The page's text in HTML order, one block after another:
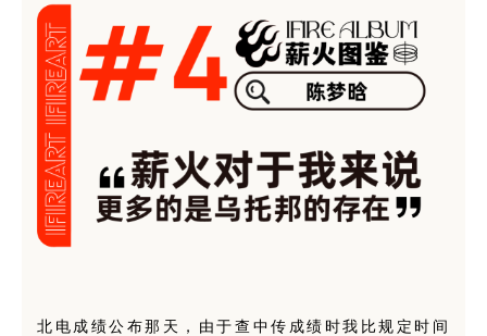
北电成绩公布那天，由于查中传成绩时我比规定时间